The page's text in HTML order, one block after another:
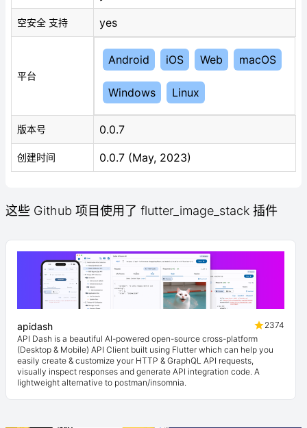
空安全 支持 yes
平台
Android iOS Web macOS
Windows Linux
版本号 0.0.7
创建时间 0.0.7 (May, 2023)
这些 Github 项目使用了 flutter_image_stack 插件
apidash
2374
API Dash is a beautiful AI-powered open-source cross-platform
(Desktop & Mobile) API Client built using Flutter which can help you
easily create & customize your HTTP & GraphQL API requests,
visually inspect responses and generate API integration code. A
lightweight alternative to postman/insomnia.